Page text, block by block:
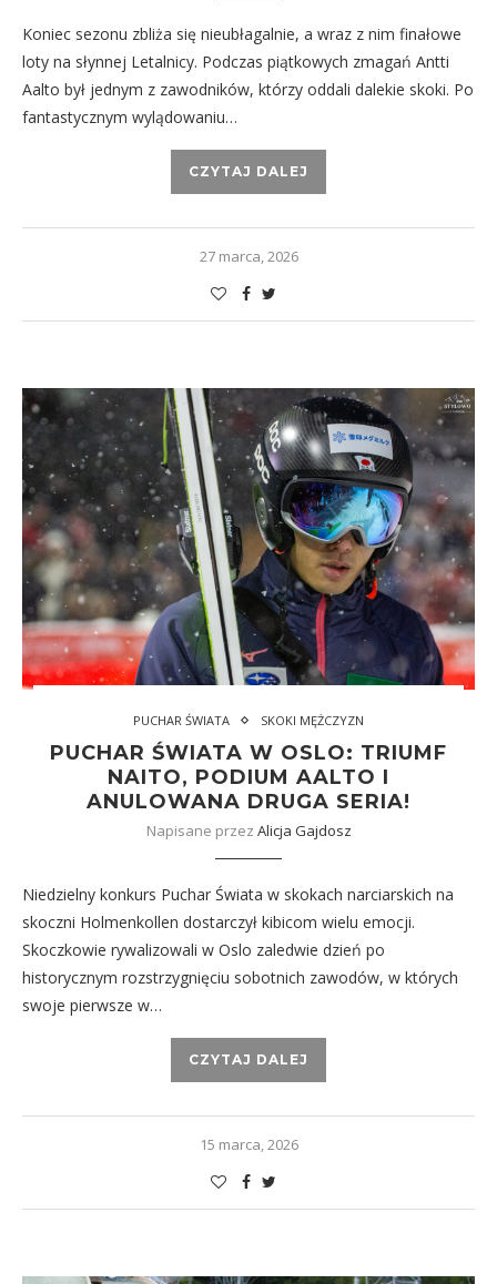
Koniec sezonu zbliża się nieubłagalnie, a wraz z nim finałowe
loty na słynnej Letalnicy. Podczas piątkowych zmagań Antti
Aalto był jednym z zawodników, którzy oddali dalekie skoki. Po
fantastycznym wylądowaniu…
CZYTAJ DALEJ
27 marca, 2026
PUCHAR ŚWIATA SKOKI MĘŻCZYZN
PUCHAR ŚWIATA W OSLO: TRIUMF
NAITO, PODIUM AALTO I
ANULOWANA DRUGA SERIA!
Napisane przez Alicja Gajdosz
Niedzielny konkurs Puchar Świata w skokach narciarskich na
skoczni Holmenkollen dostarczył kibicom wielu emocji.
Skoczkowie rywalizowali w Oslo zaledwie dzień po
historycznym rozstrzygnięciu sobotnich zawodów, w których
swoje pierwsze w…
CZYTAJ DALEJ
15 marca, 2026